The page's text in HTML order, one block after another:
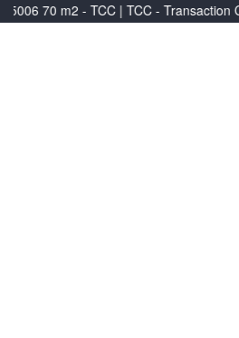
- TCC | TCC - Transaction Café